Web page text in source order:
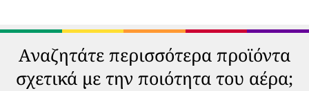
Αναζητάτε περισσότερα προϊόντα
σχετικά με την ποιότητα του αέρα;